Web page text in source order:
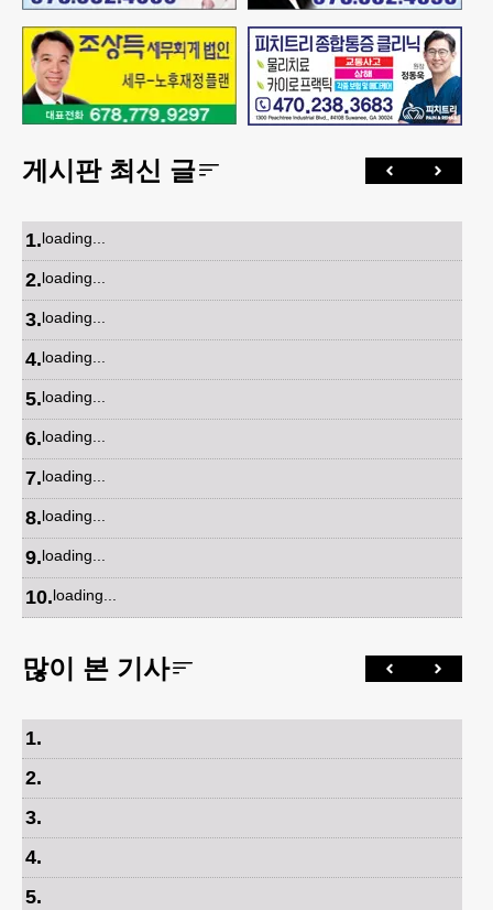
게시판 최신 글
1.loading...
2.loading...
3.loading...
4.loading...
5.loading...
6.loading...
7.loading...
8.loading...
9.loading...
10.loading...
많이 본 기사
1.
2.
3.
4.
5.